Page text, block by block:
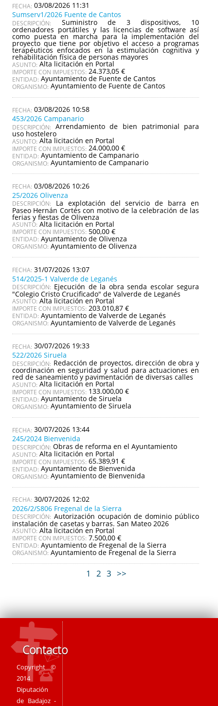
03/08/2026 11:31
Sumserv1/2026 Fuente de Cantos
DESCRIPCIÓN: Suministro de 3 dispositivos, 10
ordenadores portátiles y las licencias de software así
como puesta en marcha para la implementación del
proyecto que tiene por objetivo el acceso a programas
terapéuticos enfocados en la estimulación cognitiva y
rehabilitación física de personas mayores
ASUNTO: Alta licitación en Portal
IMPORTE CON IMPUESTOS: 24.373,05 €
ENTIDAD: Ayuntamiento de Fuente de Cantos
ORGANISMO: Ayuntamiento de Fuente de Cantos
03/08/2026 10:58
453/2026 Campanario
DESCRIPCIÓN: Arrendamiento de bien patrimonial para
uso hostelero
ASUNTO: Alta licitación en Portal
IMPORTE CON IMPUESTOS: 24.000,00 €
ENTIDAD: Ayuntamiento de Campanario
ORGANISMO: Ayuntamiento de Campanario
03/08/2026 10:26
25/2026 Olivenza
DESCRIPCIÓN: La explotación del servicio de barra en
Paseo Hernán Cortés con motivo de la celebración de las
ferias y fiestas de Olivenza
ASUNTO: Alta licitación en Portal
IMPORTE CON IMPUESTOS: 500,00 €
ENTIDAD: Ayuntamiento de Olivenza
ORGANISMO: Ayuntamiento de Olivenza
31/07/2026 13:07
514/2025-1 Valverde de Leganés
DESCRIPCIÓN: Ejecución de la obra senda escolar segura
"Colegio Cristo Crucificado" de Valverde de Leganés
ASUNTO: Alta licitación en Portal
IMPORTE CON IMPUESTOS: 203.010,87 €
ENTIDAD: Ayuntamiento de Valverde de Leganés
ORGANISMO: Ayuntamiento de Valverde de Leganés
30/07/2026 19:33
522/2026 Siruela
DESCRIPCIÓN: Redacción de proyectos, dirección de obra y
coordinación en seguridad y salud para actuaciones en
red de saneamiento y pavimentación de diversas calles
ASUNTO: Alta licitación en Portal
IMPORTE CON IMPUESTOS: 133.000,00 €
ENTIDAD: Ayuntamiento de Siruela
ORGANISMO: Ayuntamiento de Siruela
30/07/2026 13:44
245/2024 Bienvenida
DESCRIPCIÓN: Obras de reforma en el Ayuntamiento
ASUNTO: Alta licitación en Portal
IMPORTE CON IMPUESTOS: 65.389,91 €
ENTIDAD: Ayuntamiento de Bienvenida
ORGANISMO: Ayuntamiento de Bienvenida
30/07/2026 12:02
2026/2/S806 Fregenal de la Sierra
DESCRIPCIÓN: Autorización ocupación de dominio público
instalación de casetas y barras. San Mateo 2026
ASUNTO: Alta licitación en Portal
IMPORTE CON IMPUESTOS: 7.500,00 €
ENTIDAD: Ayuntamiento de Fregenal de la Sierra
ORGANISMO: Ayuntamiento de Fregenal de la Sierra
1 2 3 >>
Contacto
Copyright ©
2014
Diputación
de Badajoz -